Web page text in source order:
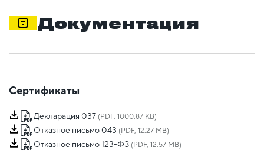
Документация
Сертификаты
Декларация 037 (PDF, 1000.87 KB)
Отказное письмо 043 (PDF, 12.27 MB)
Отказное письмо 123-ФЗ (PDF, 12.57 MB)